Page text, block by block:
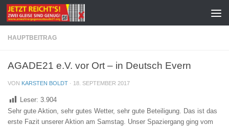
Zum Inhalt springen
HAUPTBEITRAG
AGADE21 e.V. vor Ort – in Deutsch Evern
VON KARSTEN BOLDT · 18. SEPTEMBER 2017
Leser: 3.904
Sehr gute Aktion, sehr gutes Wetter, sehr gute Beteiligung. Das ist das
erste Fazit unserer Aktion am Samstag. Unser Spaziergang ging vom